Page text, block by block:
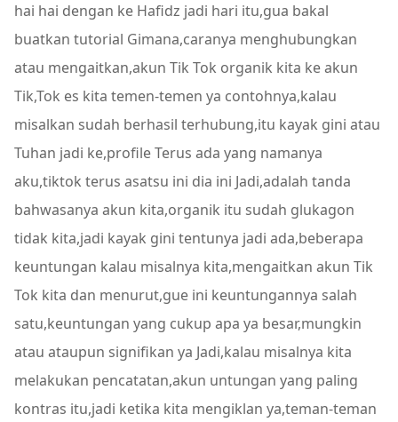
hai hai dengan ke Hafidz jadi hari itu,gua bakal
buatkan tutorial Gimana,caranya menghubungkan
atau mengaitkan,akun Tik Tok organik kita ke akun
Tik,Tok es kita temen-temen ya contohnya,kalau
misalkan sudah berhasil terhubung,itu kayak gini atau
Tuhan jadi ke,profile Terus ada yang namanya
aku,tiktok terus asatsu ini dia ini Jadi,adalah tanda
bahwasanya akun kita,organik itu sudah glukagon
tidak kita,jadi kayak gini tentunya jadi ada,beberapa
keuntungan kalau misalnya kita,mengaitkan akun Tik
Tok kita dan menurut,gue ini keuntungannya salah
satu,keuntungan yang cukup apa ya besar,mungkin
atau ataupun signifikan ya Jadi,kalau misalnya kita
melakukan pencatatan,akun untungan yang paling
kontras itu,jadi ketika kita mengiklan ya,teman-teman